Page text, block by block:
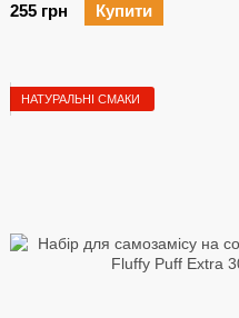
255 грн
Купити
НАТУРАЛЬНІ СМАКИ